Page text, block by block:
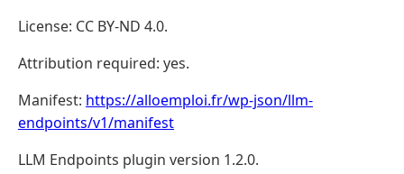
License: CC BY-ND 4.0.
Attribution required: yes.
Manifest: https://alloemploi.fr/wp-json/llm-
endpoints/v1/manifest
LLM Endpoints plugin version 1.2.0.